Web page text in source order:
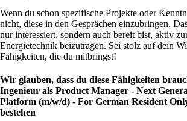
Wenn du schon spezifische Projekte oder
nicht, diese in den Gesprächen einzubringen.
nur interessiert, sondern auch bereit bist, aktiv
Energietechnik beizutragen. Sei stolz auf dein
Fähigkeiten, die du mitbringst!
Wir glauben, dass du diese Fähigkeiten
Ingenieur als Product Manager - Next
Platform (m/w/d) - For German Resident
bestehen